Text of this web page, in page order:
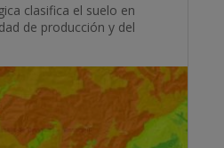
clasifica el suelo en
de producción y del